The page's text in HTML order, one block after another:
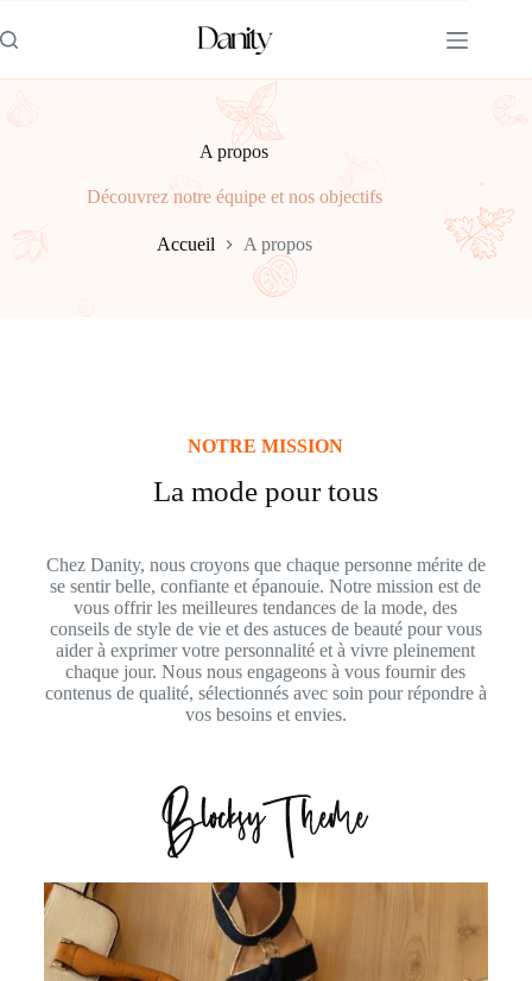
A propos
Découvrez notre équipe et nos objectifs
Accueil A propos
NOTRE MISSION
La mode pour tous
Chez Danity, nous croyons que chaque personne mérite de
se sentir belle, confiante et épanouie. Notre mission est de
vous offrir les meilleures tendances de la mode, des
conseils de style de vie et des astuces de beauté pour vous
aider à exprimer votre personnalité et à vivre pleinement
chaque jour. Nous nous engageons à vous fournir des
contenus de qualité, sélectionnés avec soin pour répondre à
vos besoins et envies.